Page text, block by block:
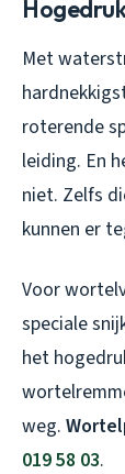
Met
roterende
leiding. En
niet. Zelfs
kunnen er
Voor
speciale
het
weg.
019 58 03.